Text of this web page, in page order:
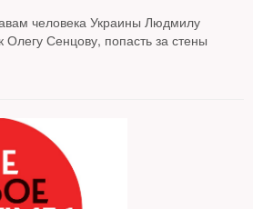
человека Украины Людмилу
Олегу Сенцову, попасть за стены